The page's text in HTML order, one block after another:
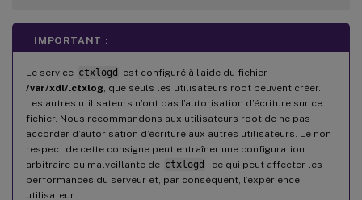
IMPORTANT :
Le service ctxlogd
est configuré à l’aide du fichier
/var/xdl/.ctxlog , que seuls les utilisateurs root peuvent créer.
Les autres utilisateurs n’ont pas l’autorisation d’écriture sur ce
fichier. Nous recommandons aux utilisateurs root de ne pas
accorder d’autorisation d’écriture aux autres utilisateurs. Le non-
respect de cette consigne peut entraîner une configuration
arbitraire ou malveillante de ctxlogd
, ce qui peut affecter les
performances du serveur et, par conséquent, l’expérience
utilisateur.